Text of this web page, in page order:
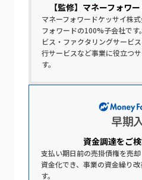
【監修】 マネーフォワ
マネーフォワードケッサイ株
フォワードの100%子会社です
ビス・ファクタリングサービ
行サービスなど事業に役立つ
す。
資金調達を​ご
支払い期日前の売掛債権を売
資金化でき、事業の資金繰り
す。